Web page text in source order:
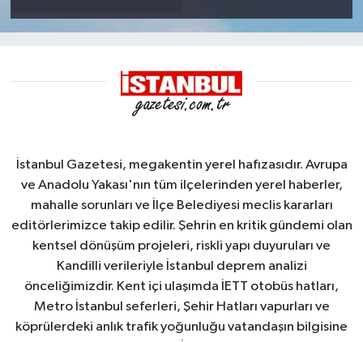
İstanbul Gazetesi, megakentin yerel hafızasıdır. Avrupa
ve Anadolu Yakası'nın tüm ilçelerinden yerel haberler,
mahalle sorunları ve İlçe Belediyesi meclis kararları
editörlerimizce takip edilir. Şehrin en kritik gündemi olan
kentsel dönüşüm projeleri, riskli yapı duyuruları ve
Kandilli verileriyle İstanbul deprem analizi
önceliğimizdir. Kent içi ulaşımda İETT otobüs hatları,
Metro İstanbul seferleri, Şehir Hatları vapurları ve
köprülerdeki anlık trafik yoğunluğu vatandaşın bilgisine